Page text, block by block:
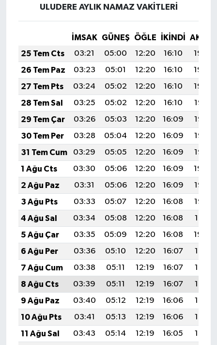
ULUDERE AYLIK NAMAZ VAKITLERI
İMSAK GÜNEŞ ÖĞLE İKINDI
25 Tem Cts
03:21 05:00 12:20 16:10
19:30
26 Tem Paz
03:23 05:01 12:20 16:10
19:30
27 Tem Pts
03:24 05:02 12:20 16:10
19:29
28 Tem Sal
03:25 05:02 12:20 16:10
19:28
29 Tem Çar
03:26 05:03 12:20 16:09
19:27
30 Tem Per
03:28 05:04 12:20 16:09
19:26
31 Tem Cum
03:29 05:05 12:20 16:09
19:25
1 Ağu Cts
03:30 05:06 12:20 16:09
19:24
2 Ağu Paz
03:31 05:06 12:20 16:09
19:23
3 Ağu Pts
03:33 05:07 12:20 16:08
19:22
4 Ağu Sal
03:34 05:08 12:20 16:08
19:21
5 Ağu Çar
03:35 05:09 12:20 16:08
19:20
6 Ağu Per
03:36 05:10 12:20 16:07
19:19
7 Ağu Cum
03:38 05:11 12:19 16:07
19:18
8 Ağu Cts
03:39 05:11 12:19 16:07
19:17
9 Ağu Paz
03:40 05:12 12:19 16:06
19:16
10 Ağu Pts
03:41 05:13 12:19 16:06
19:15
11 Ağu Sal
03:43 05:14 12:19 16:05
19:14
Çankırı Müftülüğü
Çorum Müftülüğü
Diyarbakır Müftülüğü
Edirne Müftülüğü
Elazığ Müftülüğü
Erzincan Müftülüğü
Erzurum Müftülüğü
Eskişehir Müftülüğü
Gaziantep Müftülüğü
Giresun Müftülüğü
Gümüşhane Müftülüğü
Bilim, Teknoloji
Biyografiler
İhtida Haberleri